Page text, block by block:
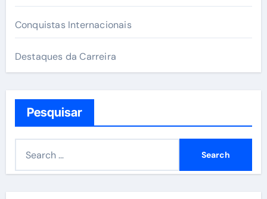
Conquistas Internacionais
Destaques da Carreira
Pesquisar